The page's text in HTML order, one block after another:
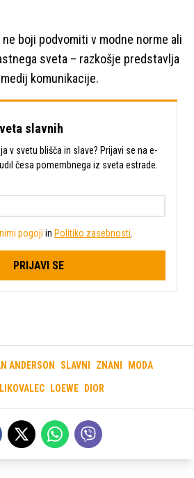
boji podvomiti v modne norme ali
sveta – razkošje predstavlja
komunikacije.
slavnih
v svetu blišča in slave? Prijavi se na e-
česa pomembnega iz sveta estrade.
pogoji in Politiko zasebnosti
PRIJAVI SE
ANDERSON SLAVNI ZNANI MODA
LOEWE DIOR